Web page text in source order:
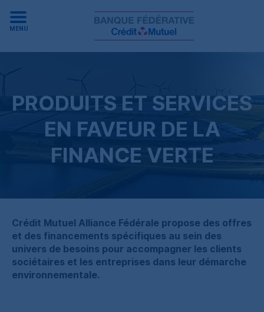
MENU
PRODUITS ET SERVICES
EN FAVEUR DE LA
FINANCE VERTE
Crédit Mutuel Alliance Fédérale propose des offres
et des financements spécifiques au sein des
univers de besoins pour accompagner les clients
sociétaires et les entreprises dans leur démarche
environnementale.